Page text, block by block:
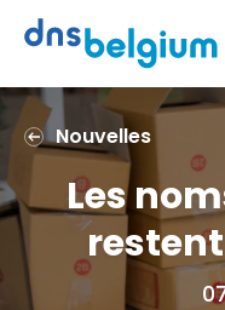
DNS Belgium
Nouvelles
Les